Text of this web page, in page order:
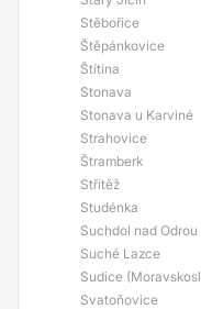
Stěbořice
Štěpánkovice
Štítina
Stonava
Stonava u Karviné
Strahovice
Štramberk
Střítěž
Studénka
Suchdol nad Odrou
Suché Lazce
Sudice
Svatoňovice